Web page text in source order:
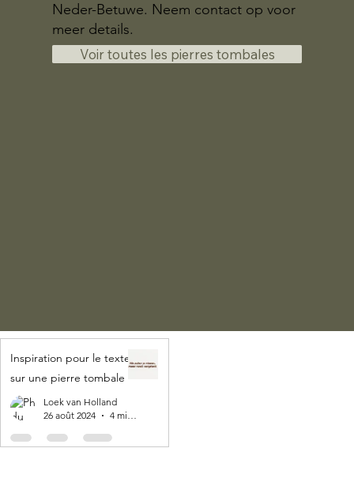
Neder-Betuwe. Neem contact op voor
meer details.
Voir toutes les pierres tombales
Inspiration pour le texte
sur une pierre tombale
Loek van Holland
26 août 2024
4 min de lecture